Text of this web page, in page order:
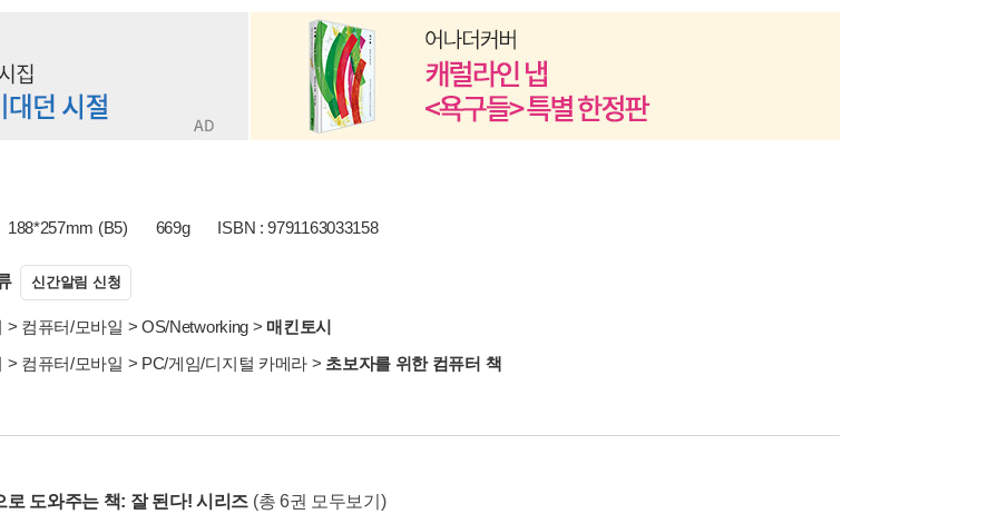
188*257mm (B5) 669g ISBN : 9791163033158
신간알림 신청
> 컴퓨터/모바일 > OS/Networking > 매킨토시
> 컴퓨터/모바일 > PC/게임/디지털 카메라 > 초보자를 위한 컴퓨터 책
로 도와주는 책: 잘 된다! 시리즈 (총 6권 모두보기)